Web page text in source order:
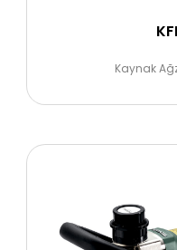
Kaynak